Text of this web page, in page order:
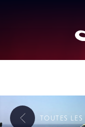
TOUTES LES